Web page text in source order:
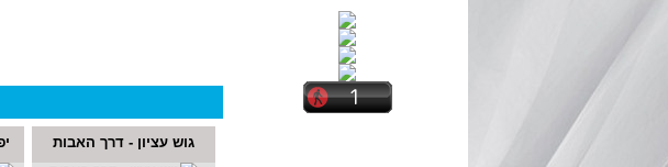
גוש עציון - דרך האבות